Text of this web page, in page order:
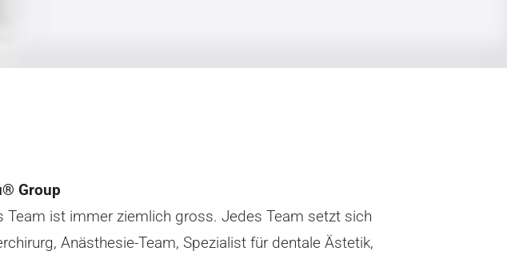
Group
Team ist immer ziemlich gross. Jedes Team setzt sich
Anästhesie-Team, Spezialist für dentale Ästetik,